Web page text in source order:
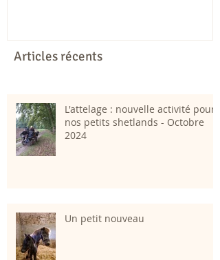
Articles récents
L'attelage : nouvelle activité pour
nos petits shetlands - Octobre
2024
Un petit nouveau